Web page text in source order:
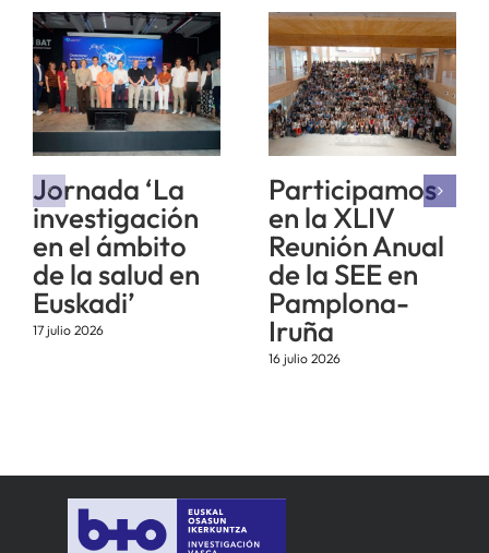
Jornada ‘La
investigación
en el ámbito
de la salud en
Euskadi’
17 julio 2026
Participamos
en la XLIV
Reunión Anual
de la SEE en
Pamplona-
Iruña
16 julio 2026